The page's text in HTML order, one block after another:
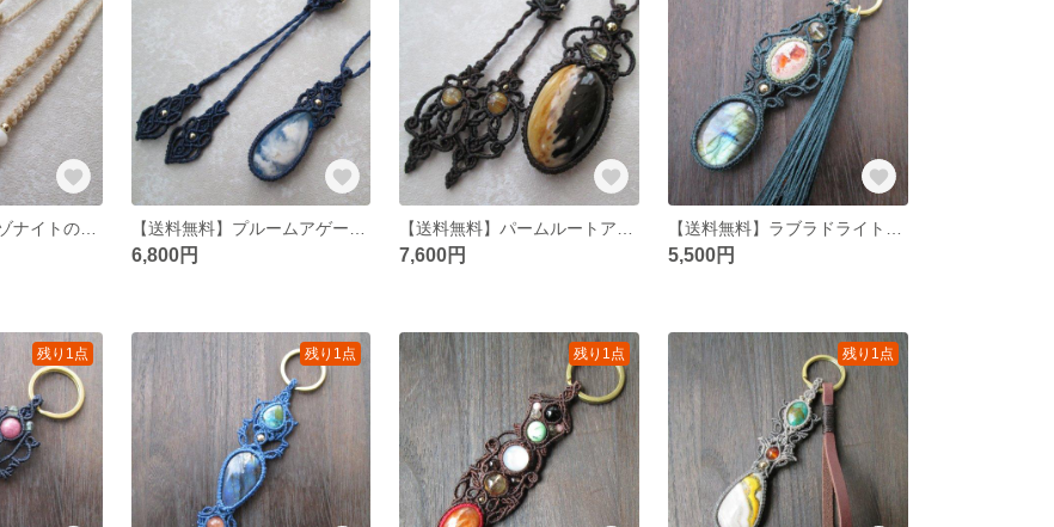
【送料無料】アマゾナイトのマクラメネックレス
6,800円 7,600円 5,500円
残り1点 残り1点 残り1点 残り1点